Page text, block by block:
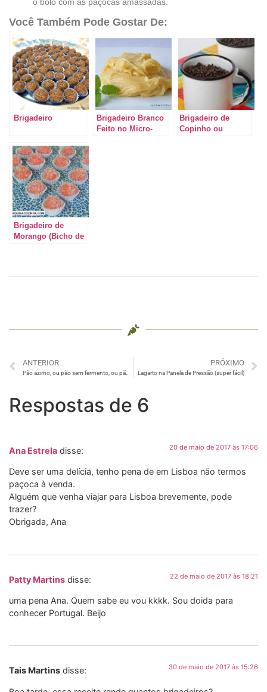
Você Também Pode Gostar De:
Brigadeiro
Brigadeiro Branco
Feito no Micro-
Brigadeiro de
Copinho ou
Brigadeiro de
Morango (Bicho de
ANTERIOR PRÓXIMO
Lagarto na Panela de Pressão (super fácil)
Respostas de 6
Ana Estrela disse: 20 de maio de 2017 às 17:06
Deve ser uma delícia, tenho pena de em Lisboa não termos
paçoca à venda.
Alguém que venha viajar para Lisboa brevemente, pode
trazer?
Obrigada, Ana
Patty Martins disse: 22 de maio de 2017 às 18:21
uma pena Ana. Quem sabe eu vou kkkk. Sou doida para
conhecer Portugal. Beijo
Tais Martins disse: 30 de maio de 2017 às 15:26